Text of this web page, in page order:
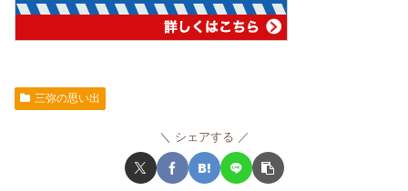
三弥の思い出
シェアする